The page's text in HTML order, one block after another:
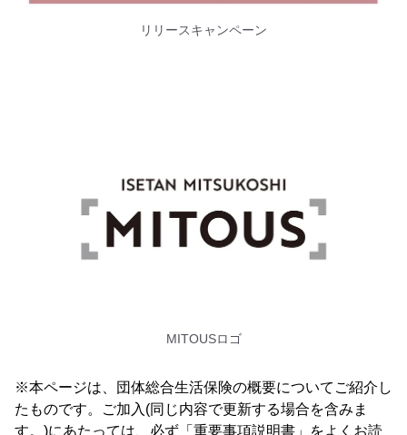
リリースキャンペーン
MITOUSロゴ
※本ページは、団体総合生活保険の概要についてご紹介し
たものです。ご加入(同じ内容で更新する場合を含みま
す。)にあたっては、必ず「重要事項説明書」をよくお読